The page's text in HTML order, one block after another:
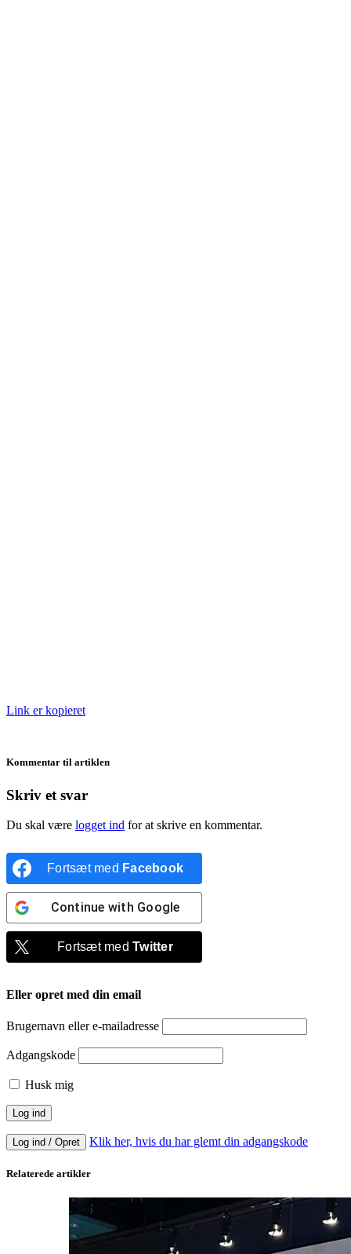
Link er kopieret
Kommentar til artiklen
Skriv et svar
Du skal være logget ind for at skrive en kommentar.
Fortsæt med Facebook
Continue with Google
Fortsæt medTwitter
Eller opret med din email
Brugernavn eller e-mailadresse
Adgangskode
Husk mig
Log ind / Opret Klik her, hvis du har glemt din adgangskode
Relaterede artikler